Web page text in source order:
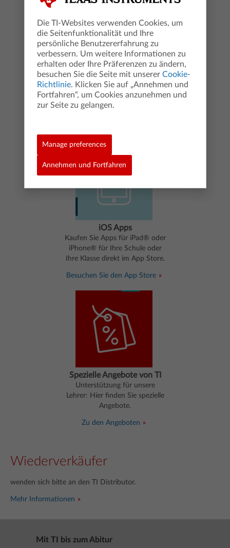
Zubehör für die
Messwerterfassung
Kaufen Sie Sensoren zur
Messwerterfassung bei diesem
spezialisierten Händler.
iOS Apps
Kaufen Sie Apps für iPad® oder
iPhone® für Ihre Schule oder
Ihre Klasse direkt im App Store.
Besuchen Sie den App Store
Spezielle Angebote von TI
Unterstützung für unsere
Lehrer: Hier finden Sie spezielle
Angebote.
Zu den Angeboten
Wiederverkäufer
wenden sich bitte an den TI Distributor.
Mehr Informationen
Mit TI bis zum Abitur
Die TI-Websites verwenden Cookies, um
die Seitenfunktionalität und Ihre
persönliche Benutzererfahrung zu
verbessern. Um weitere Informationen zu
erhalten oder Ihre Präferenzen zu ändern,
besuchen Sie die Seite mit unserer Cookie-
Richtlinie. Klicken Sie auf „Annehmen und
Fortfahren“, um Cookies anzunehmen und
zur Seite zu gelangen.
Manage preferences
Annehmen und Fortfahren